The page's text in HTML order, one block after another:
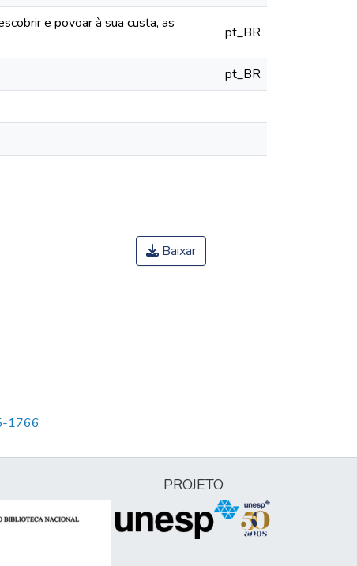
e povoar à sua custa, as
pt_BR
pt_BR
Baixar
1766
PROJETO